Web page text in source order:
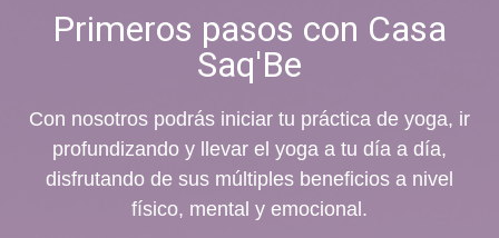
Primeros pasos con Casa
Saq'Be
Con nosotros podrás iniciar tu práctica de yoga, ir
profundizando y llevar el yoga a tu día a día,
disfrutando de sus múltiples beneficios a nivel
físico, mental y emocional.